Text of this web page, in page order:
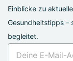
Einblicke zu
Gesundheitstipps –
begleitet.